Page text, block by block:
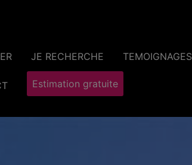
JE RECHERCHE TEMOIGNAGES
Estimation gratuite